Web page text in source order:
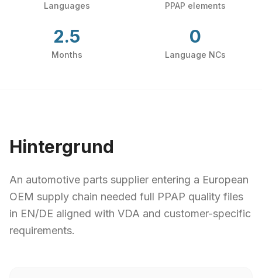
Languages PPAP elements
2.5
Months
0
Language NCs
Hintergrund
An automotive parts supplier entering a European
OEM supply chain needed full PPAP quality files
in EN/DE aligned with VDA and customer-specific
requirements.